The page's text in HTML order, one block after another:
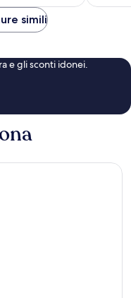
140 €
simili
e gli sconti idonei.